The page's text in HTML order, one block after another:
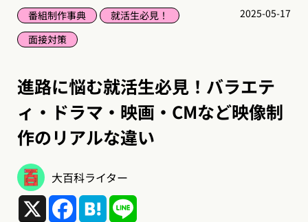
番組制作事典
就活生必見！
面接対策
2025-05-17
進路に悩む就活生必見！バラエテ
ィ・ドラマ・映画・CMなど映像制
作のリアルな違い
大百科ライター
X
Facebook
Hatena